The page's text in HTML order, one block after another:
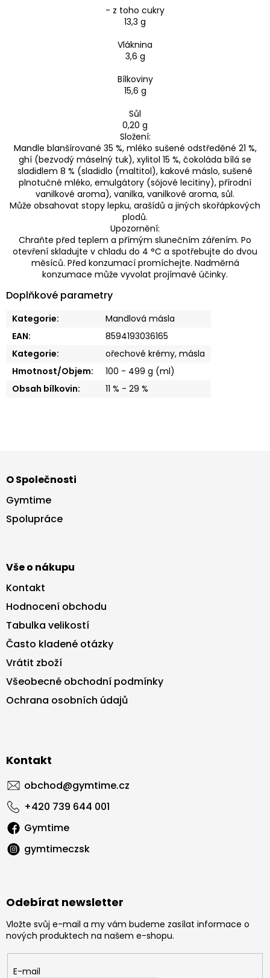
- z toho cukry
13,3 g
Vláknina
3,6 g
Bílkoviny
15,6 g
Sůl
0,20 g
Složení:
Mandle blanšírované 35 %, mléko sušené odstředěné 21 %,
ghí (bezvodý máselný tuk), xylitol 15 %, čokoláda bílá se
sladidlem 8 % (sladidlo (maltitol), kakové máslo, sušené
plnotučné mléko, emulgátory (sójové lecitiny), přírodní
vanilkové aroma), vanilka, vanilkové aroma, sůl.
Může obsahovat stopy lepku, arašídů a jiných skořápkových
plodů.
Upozornění:
Chraňte před teplem a přímým slunečním zářením. Po
otevření skladujte v chladu do 4 °C a spotřebujte do dvou
měsíců. Před konzumací promíchejte. Nadměrná
konzumace může vyvolat projímavé účinky.
Doplňkové parametry
Kategorie:
Mandlová másla
EAN:
8594193036165
Kategorie:
ořechové krémy, másla
Hmotnost/Objem:
100 - 499 g (ml)
Obsah bílkovin: 11 % - 29 %
p
a
O Společnosti
Gymtime
Spolupráce
Vše o nákupu
Kontakt
Hodnocení obchodu
Tabulka velikostí
Často kladené otázky
Vrátit zboží
Všeobecné obchodní podmínky
Ochrana osobních údajů
Kontakt
obchod@gymtime.cz
+420 739 644 001
Gymtime
gymtimeczsk
Odebírat newsletter
Vložte svůj e-mail a my vám budeme zasílat informace o
nových produktech na našem e-shopu.
E-mail